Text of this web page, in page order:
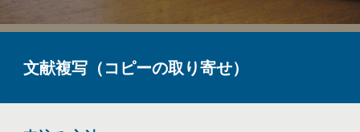
文献複写（コピーの取り寄せ）